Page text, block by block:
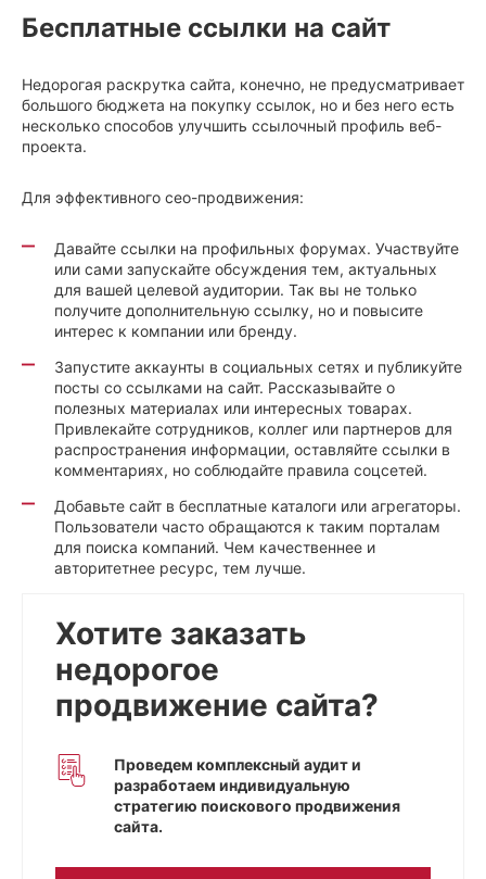
Бесплатные ссылки на сайт
Недорогая раскрутка сайта, конечно, не предусматривает
большого бюджета на покупку ссылок, но и без него есть
несколько способов улучшить ссылочный профиль веб-
проекта.
Для эффективного сео-продвижения:
Давайте ссылки на профильных форумах. Участвуйте
или сами запускайте обсуждения тем, актуальных
для вашей целевой аудитории. Так вы не только
получите дополнительную ссылку, но и повысите
интерес к компании или бренду.
Запустите аккаунты в социальных сетях и публикуйте
посты со ссылками на сайт. Рассказывайте о
полезных материалах или интересных товарах.
Привлекайте сотрудников, коллег или партнеров для
распространения информации, оставляйте ссылки в
комментариях, но соблюдайте правила соцсетей.
Добавьте сайт в бесплатные каталоги или агрегаторы.
Пользователи часто обращаются к таким порталам
для поиска компаний. Чем качественнее и
авторитетнее ресурс, тем лучше.
Хотите заказать
недорогое
продвижение сайта?
Проведем комплексный аудит и
разработаем индивидуальную
стратегию поискового продвижения
сайта.